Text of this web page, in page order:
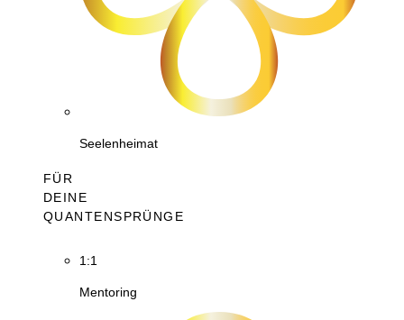
Seelenheimat
FÜR
DEINE
QUANTENSPRÜNGE
1:1
Mentoring